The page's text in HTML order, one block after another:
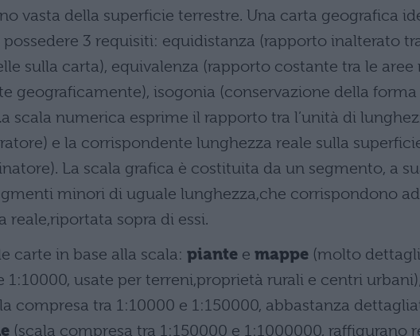
vasta della superficie terrestre. Una carta geografica
possedere 3 requisiti: equidistanza (rapporto inalterato
sulla carta), equivalenza (rapporto costante tra le aree
geograficamente), isogonia (conservazione della forma
scala numerica esprime il rapporto tra l’unità di
e la corrispondente lunghezza reale sulla
La scala grafica è costituita da un segmento, a
minori di uguale lunghezza,che corrispondono
reale,riportata sopra di essi.
carte in base alla scala: piante e mappe (molto
1:10000, usate per terreni,proprietà rurali e centri
compresa tra 1:10000 e 1:150000, abbastanza
(scala compresa tra 1:150000 e 1:1000000, raffigurano